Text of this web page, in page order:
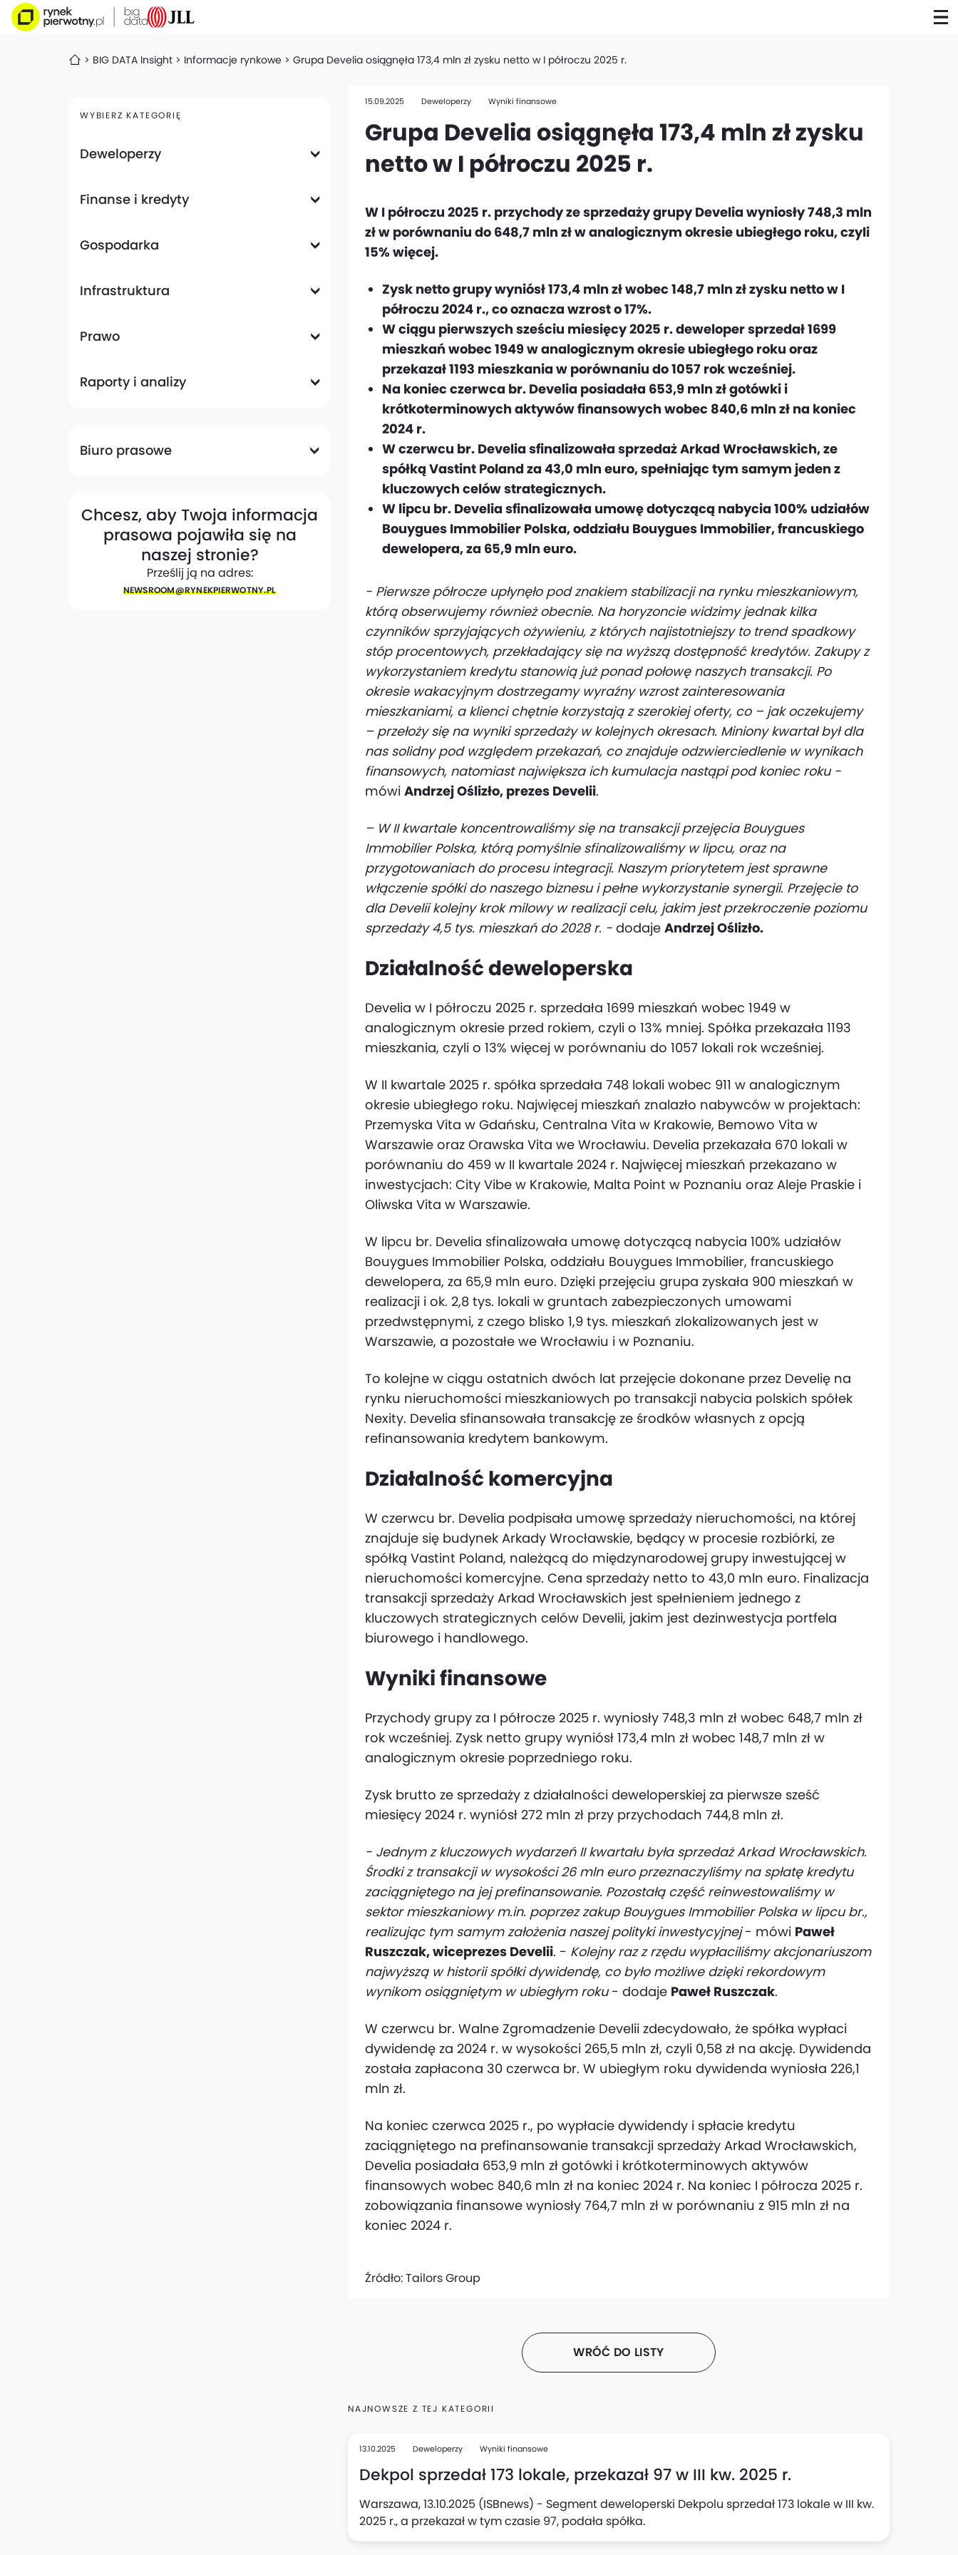
BIG DATA Insight Informacje rynkowe Grupa Develia osiągnęła 173,4 mln zł zysku netto w I półroczu 2025 r.
WYBIERZ KATEGORIĘ
Deweloperzy
Finanse i kredyty
Gospodarka
Infrastruktura
Prawo
Raporty i analizy
Biuro prasowe
Chcesz, aby Twoja informacja
prasowa pojawiła się na
naszej stronie?
Prześlij ją na adres:
NEWSROOM@​RYNEKPIERWOTNY.PL
15.09.2025 Deweloperzy Wyniki finansowe
Grupa Develia osiągnęła 173,4 mln zł zysku
netto w I półroczu 2025 r.
W I półroczu 2025 r. przychody ze sprzedaży grupy Develia wyniosły 748,3 mln
zł w porównaniu do 648,7 mln zł w analogicznym okresie ubiegłego roku, czyli
15% więcej.
Zysk netto grupy wyniósł 173,4 mln zł wobec 148,7 mln zł zysku netto w I
półroczu 2024 r., co oznacza wzrost o 17%.
W ciągu pierwszych sześciu miesięcy 2025 r. deweloper sprzedał 1699
mieszkań wobec 1949 w analogicznym okresie ubiegłego roku oraz
przekazał 1193 mieszkania w porównaniu do 1057 rok wcześniej.
Na koniec czerwca br. Develia posiadała 653,9 mln zł gotówki i
krótkoterminowych aktywów finansowych wobec 840,6 mln zł na koniec
2024 r.
W czerwcu br. Develia sfinalizowała sprzedaż Arkad Wrocławskich, ze
spółką Vastint Poland za 43,0 mln euro, spełniając tym samym jeden z
kluczowych celów strategicznych.
W lipcu br. Develia sfinalizowała umowę dotyczącą nabycia 100% udziałów
Bouygues Immobilier Polska, oddziału Bouygues Immobilier, francuskiego
dewelopera, za 65,9 mln euro.
- Pierwsze półrocze upłynęło pod znakiem stabilizacji na rynku mieszkaniowym,
którą obserwujemy również obecnie. Na horyzoncie widzimy jednak kilka
czynników sprzyjających ożywieniu, z których najistotniejszy to trend spadkowy
stóp procentowych, przekładający się na wyższą dostępność kredytów. Zakupy z
wykorzystaniem kredytu stanowią już ponad połowę naszych transakcji. Po
okresie wakacyjnym dostrzegamy wyraźny wzrost zainteresowania
mieszkaniami, a klienci chętnie korzystają z szerokiej oferty, co – jak oczekujemy
– przełoży się na wyniki sprzedaży w kolejnych okresach. Miniony kwartał był dla
nas solidny pod względem przekazań, co znajduje odzwierciedlenie w wynikach
finansowych, natomiast największa ich kumulacja nastąpi pod koniec roku -
mówi Andrzej Oślizło, prezes Develii.
– W II kwartale koncentrowaliśmy się na transakcji przejęcia Bouygues
Immobilier Polska, którą pomyślnie sfinalizowaliśmy w lipcu, oraz na
przygotowaniach do procesu integracji. Naszym priorytetem jest sprawne
włączenie spółki do naszego biznesu i pełne wykorzystanie synergii. Przejęcie to
dla Develii kolejny krok milowy w realizacji celu, jakim jest przekroczenie poziomu
sprzedaży 4,5 tys. mieszkań do 2028 r. - dodaje Andrzej Oślizło.
Działalność deweloperska
Develia w I półroczu 2025 r. sprzedała 1699 mieszkań wobec 1949 w
analogicznym okresie przed rokiem, czyli o 13% mniej. Spółka przekazała 1193
mieszkania, czyli o 13% więcej w porównaniu do 1057 lokali rok wcześniej.
W II kwartale 2025 r. spółka sprzedała 748 lokali wobec 911 w analogicznym
okresie ubiegłego roku. Najwięcej mieszkań znalazło nabywców w projektach:
Przemyska Vita w Gdańsku, Centralna Vita w Krakowie, Bemowo Vita w
Warszawie oraz Orawska Vita we Wrocławiu. Develia przekazała 670 lokali w
porównaniu do 459 w II kwartale 2024 r. Najwięcej mieszkań przekazano w
inwestycjach: City Vibe w Krakowie, Malta Point w Poznaniu oraz Aleje Praskie i
Oliwska Vita w Warszawie.
W lipcu br. Develia sfinalizowała umowę dotyczącą nabycia 100% udziałów
Bouygues Immobilier Polska, oddziału Bouygues Immobilier, francuskiego
dewelopera, za 65,9 mln euro. Dzięki przejęciu grupa zyskała 900 mieszkań w
realizacji i ok. 2,8 tys. lokali w gruntach zabezpieczonych umowami
przedwstępnymi, z czego blisko 1,9 tys. mieszkań zlokalizowanych jest w
Warszawie, a pozostałe we Wrocławiu i w Poznaniu.
To kolejne w ciągu ostatnich dwóch lat przejęcie dokonane przez Develię na
rynku nieruchomości mieszkaniowych po transakcji nabycia polskich spółek
Nexity. Develia sfinansowała transakcję ze środków własnych z opcją
refinansowania kredytem bankowym.
Działalność komercyjna
W czerwcu br. Develia podpisała umowę sprzedaży nieruchomości, na której
znajduje się budynek Arkady Wrocławskie, będący w procesie rozbiórki, ze
spółką Vastint Poland, należącą do międzynarodowej grupy inwestującej w
nieruchomości komercyjne. Cena sprzedaży netto to 43,0 mln euro. Finalizacja
transakcji sprzedaży Arkad Wrocławskich jest spełnieniem jednego z
kluczowych strategicznych celów Develii, jakim jest dezinwestycja portfela
biurowego i handlowego.
Wyniki finansowe
Przychody grupy za I półrocze 2025 r. wyniosły 748,3 mln zł wobec 648,7 mln zł
rok wcześniej. Zysk netto grupy wyniósł 173,4 mln zł wobec 148,7 mln zł w
analogicznym okresie poprzedniego roku.
Zysk brutto ze sprzedaży z działalności deweloperskiej za pierwsze sześć
miesięcy 2024 r. wyniósł 272 mln zł przy przychodach 744,8 mln zł.
- Jednym z kluczowych wydarzeń II kwartału była sprzedaż Arkad Wrocławskich.
Środki z transakcji w wysokości 26 mln euro przeznaczyliśmy na spłatę kredytu
zaciągniętego na jej prefinansowanie. Pozostałą część reinwestowaliśmy w
sektor mieszkaniowy m.in. poprzez zakup Bouygues Immobilier Polska w lipcu br.,
realizując tym samym założenia naszej polityki inwestycyjnej- mówi Paweł
Ruszczak, wiceprezes Develii. - Kolejny raz z rzędu wypłaciliśmy akcjonariuszom
najwyższą w historii spółki dywidendę, co było możliwe dzięki rekordowym
wynikom osiągniętym w ubiegłym roku- dodaje Paweł Ruszczak.
W czerwcu br. Walne Zgromadzenie Develii zdecydowało, że spółka wypłaci
dywidendę za 2024 r. w wysokości 265,5 mln zł, czyli 0,58 zł na akcję. Dywidenda
została zapłacona 30 czerwca br. W ubiegłym roku dywidenda wyniosła 226,1
mln zł.
Na koniec czerwca 2025 r., po wypłacie dywidendy i spłacie kredytu
zaciągniętego na prefinansowanie transakcji sprzedaży Arkad Wrocławskich,
Develia posiadała 653,9 mln zł gotówki i krótkoterminowych aktywów
finansowych wobec 840,6 mln zł na koniec 2024 r. Na koniec I półrocza 2025 r.
zobowiązania finansowe wyniosły 764,7 mln zł w porównaniu z 915 mln zł na
koniec 2024 r.
Źródło:Tailors Group
WRÓĆ DO LISTY
NAJNOWSZE Z TEJ KATEGORII
13.10.2025 Deweloperzy Wyniki finansowe
Dekpol sprzedał 173 lokale, przekazał 97 w III kw. 2025 r.
Warszawa, 13.10.2025 (ISBnews) - Segment deweloperski Dekpolu sprzedał 173 lokale w III kw.
2025 r., a przekazał w tym czasie 97, podała spółka.